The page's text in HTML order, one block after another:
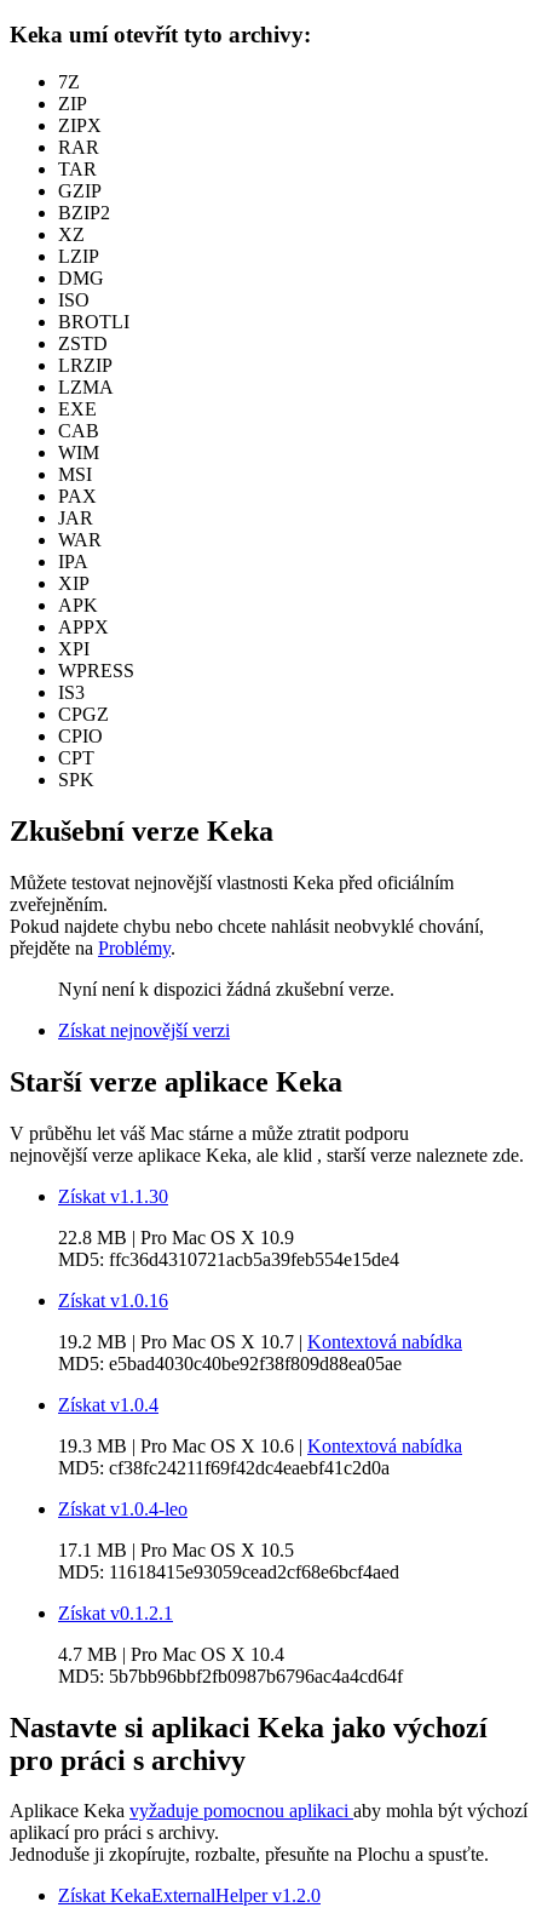
Keka umí otevřít tyto archivy:
7Z
ZIP
ZIPX
RAR
TAR
GZIP
BZIP2
XZ
LZIP
DMG
ISO
BROTLI
ZSTD
LRZIP
LZMA
EXE
CAB
WIM
MSI
PAX
JAR
WAR
IPA
XIP
APK
APPX
XPI
WPRESS
IS3
CPGZ
CPIO
CPT
SPK
Zkušební verze Keka
Můžete testovat nejnovější vlastnosti Keka před oficiálním
zveřejněním.
Pokud najdete chybu nebo chcete nahlásit neobvyklé chování,
přejděte na Problémy.
Nyní není k dispozici žádná zkušební verze.
Získat nejnovější verzi
Starší verze aplikace Keka
V průběhu let váš Mac stárne a může ztratit podporu
nejnovější verze aplikace Keka, ale klid , starší verze naleznete zde.
Získat v1.1.30
22.8 MB | Pro Mac OS X 10.9
MD5: ffc36d4310721acb5a39feb554e15de4
Získat v1.0.16
19.2 MB | Pro Mac OS X 10.7 | Kontextová nabídka
MD5: e5bad4030c40be92f38f809d88ea05ae
Získat v1.0.4
19.3 MB | Pro Mac OS X 10.6 | Kontextová nabídka
MD5: cf38fc24211f69f42dc4eaebf41c2d0a
Získat v1.0.4-leo
17.1 MB | Pro Mac OS X 10.5
MD5: 11618415e93059cead2cf68e6bcf4aed
Získat v0.1.2.1
4.7 MB | Pro Mac OS X 10.4
MD5: 5b7bb96bbf2fb0987b6796ac4a4cd64f
Nastavte si aplikaci Keka jako výchozí
pro práci s archivy
Aplikace Keka vyžaduje pomocnou aplikaci aby mohla být výchozí
aplikací pro práci s archivy.
Jednoduše ji zkopírujte, rozbalte, přesuňte na Plochu a spusťte.
Získat KekaExternalHelper v1.2.0